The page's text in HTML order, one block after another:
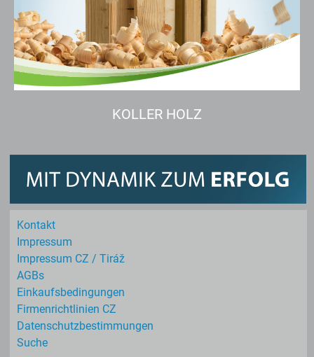
KOLLER HOLZ
Kontakt
Impressum
Impressum CZ / Tiráž
AGBs
Einkaufs­bedingungen
Firmenrichtlinien CZ
Datenschutz­bestimmungen
Suche